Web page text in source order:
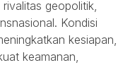
geopolitik,
Kondisi
kesiapan,
keamanan,